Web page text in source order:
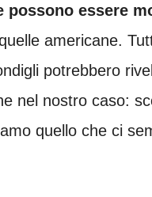
possono essere
americane.
potrebbero
nel nostro caso:
quello che ci